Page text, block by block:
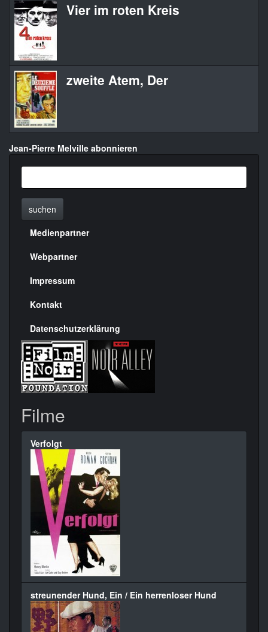
Vier im roten Kreis
zweite Atem, Der
Jean-Pierre Melville abonnieren
suchen
Menülinks
rechte
Seite
Medienpartner
Webpartner
Impressum
Kontakt
Datenschutzerklärung
Filme
Verfolgt
streunender Hund, Ein / Ein herrenloser Hund